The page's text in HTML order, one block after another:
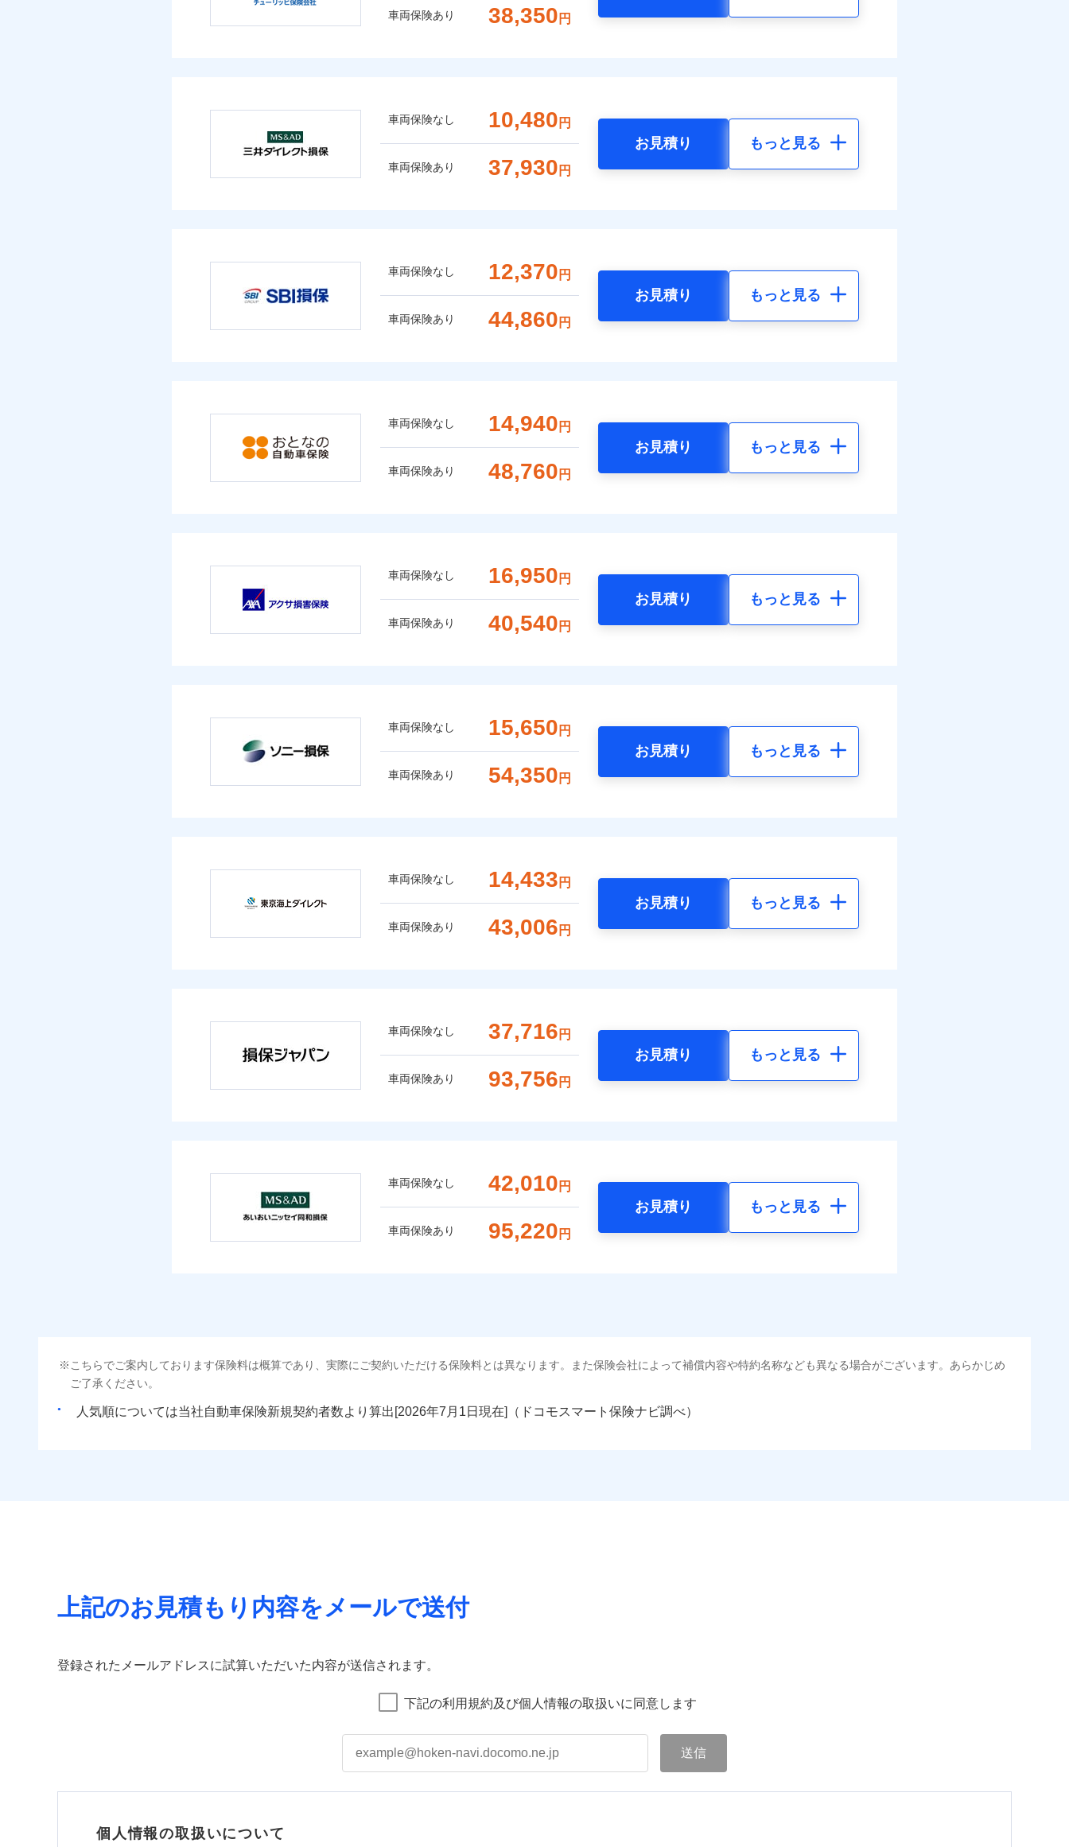
車両保険あり 38,350 円
車両保険なし 10,480 円
車両保険あり 37,930 円
お見積り もっと見る
車両保険なし 12,370 円
車両保険あり 44,860 円
お見積り もっと見る
車両保険なし 14,940 円
車両保険あり 48,760 円
お見積り もっと見る
車両保険なし 16,950 円
車両保険あり 40,540 円
お見積り もっと見る
車両保険なし 15,650 円
車両保険あり 54,350 円
お見積り もっと見る
車両保険なし 14,433 円
車両保険あり 43,006 円
お見積り もっと見る
車両保険なし 37,716 円
車両保険あり 93,756 円
お見積り もっと見る
車両保険なし 42,010 円
車両保険あり 95,220 円
お見積り もっと見る
こちらでご案内しております保険料は概算であり、実際にご契約いただける保険料とは異なります。また保険会社によって補償内容や特約名称なども異なる場合がございます。あらかじめ
ご了承ください。
人気順については当社 新規契約者数より算出[ 年 月 日現在]（ドコモスマート保険ナビ調べ）
上記のお見積もり内容をメールで送付
登録されたメールアドレスに試算いただいた内容が送信されます。
下記の利用規約及び個人情報の取扱いに同意します
個人情報の取扱いについて